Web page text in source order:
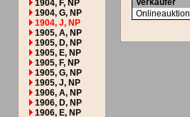
1904, F, NP
1904, G, NP
1904, J, NP
1905, A, NP
1905, D, NP
1905, E, NP
1905, F, NP
1905, G, NP
1905, J, NP
1906, A, NP
1906, D, NP
1906, E, NP
Verkäufer
Onlineauktion